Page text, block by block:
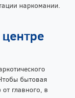
наркомании.
бытовая
главного, в